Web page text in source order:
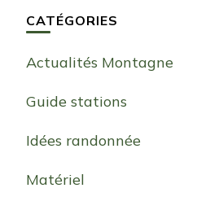
CATÉGORIES
Actualités Montagne
Guide stations
Idées randonnée
Matériel